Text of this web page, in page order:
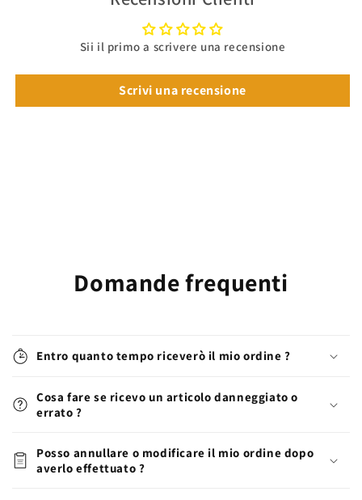
Sii il primo a scrivere una recensione
Scrivi una recensione
Domande frequenti
Entro quanto tempo riceverò il mio ordine ?
Cosa fare se ricevo un articolo danneggiato o
errato ?
Posso annullare o modificare il mio ordine dopo
averlo effettuato ?